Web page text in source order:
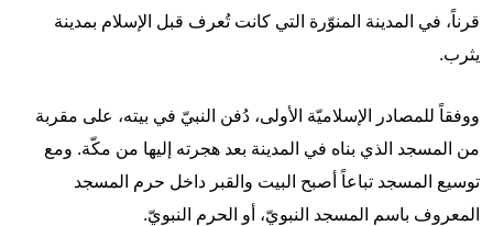
قرناً، في المدينة المنوّرة التي كانت تُعرف قبل الإسلام بمدينة
يثرب.
ووفقاً للمصادر الإسلاميّة الأولى، دُفن النبيّ في بيته، على مقربة
من المسجد الذي بناه في المدينة بعد هجرته إليها من مكّة. ومع
توسيع المسجد تباعاً أصبح البيت والقبر داخل حرم المسجد
المعروف باسم المسجد النبويّ، أو الحرم النبويّ.